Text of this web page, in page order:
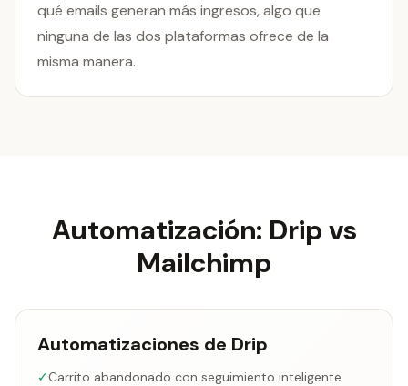
qué emails generan más ingresos, algo que
ninguna de las dos plataformas ofrece de la
misma manera.
Automatización: Drip vs
Mailchimp
Automatizaciones de Drip
✓Carrito abandonado con seguimiento inteligente